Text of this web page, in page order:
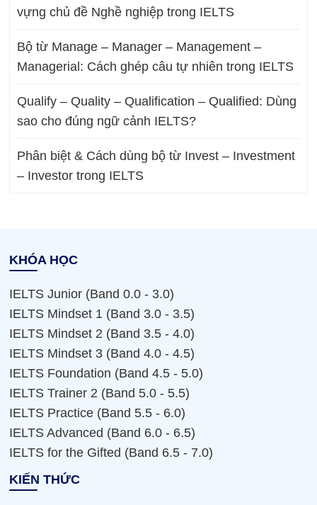
vựng chủ đề Nghề nghiệp trong IELTS
Bộ từ Manage – Manager – Management –
Managerial: Cách ghép câu tự nhiên trong IELTS
Qualify – Quality – Qualification – Qualified: Dùng
sao cho đúng ngữ cảnh IELTS?
Phân biệt & Cách dùng bộ từ Invest – Investment
– Investor trong IELTS
KHÓA HỌC
IELTS Junior (Band 0.0 - 3.0)
IELTS Mindset 1 (Band 3.0 - 3.5)
IELTS Mindset 2 (Band 3.5 - 4.0)
IELTS Mindset 3 (Band 4.0 - 4.5)
IELTS Foundation (Band 4.5 - 5.0)
IELTS Trainer 2 (Band 5.0 - 5.5)
IELTS Practice (Band 5.5 - 6.0)
IELTS Advanced (Band 6.0 - 6.5)
IELTS for the Gifted (Band 6.5 - 7.0)
KIẾN THỨC